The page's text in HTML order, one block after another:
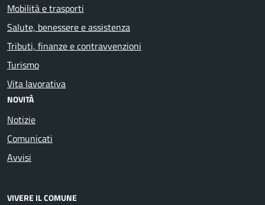
Mobilità e trasporti
Salute, benessere e assistenza
Tributi, finanze e contravvenzioni
Turismo
Vita lavorativa
NOVITÀ
Notizie
Comunicati
Avvisi
VIVERE IL COMUNE